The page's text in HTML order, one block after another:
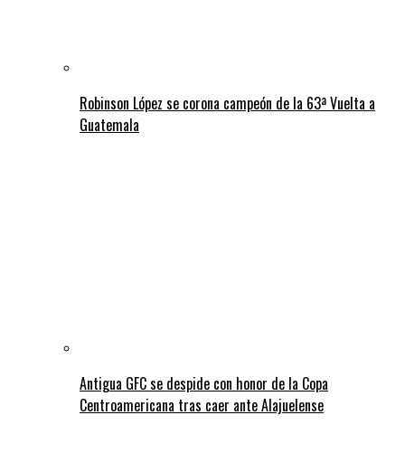
Robinson López se corona campeón de la 63ª Vuelta a
Guatemala
Antigua GFC se despide con honor de la Copa
Centroamericana tras caer ante Alajuelense